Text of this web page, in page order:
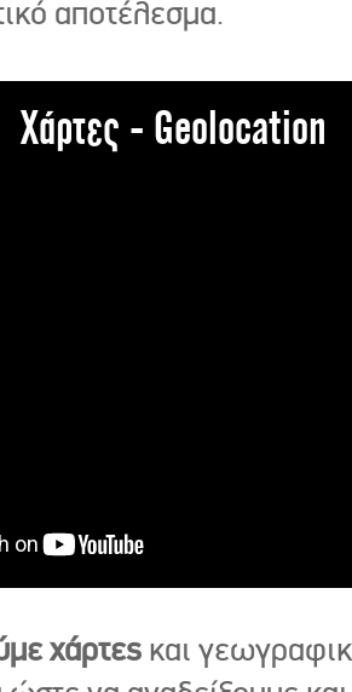
αποτέλεσμα.
Χάρτες - Geolocation
χάρτες και